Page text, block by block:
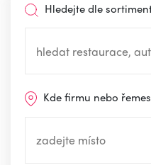
Hledejte dle
Kde firmu nebo